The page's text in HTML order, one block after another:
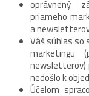
oprávnený
priameho
a
Váš súhlas so
marketingu
newsletterov)
nedošlo k
Účelom